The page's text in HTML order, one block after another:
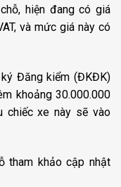
hiện đang có giá
và mức giá này có
Đăng kiểm (ĐKĐK)
khoảng 30.000.000
chiếc xe này sẽ vào
tham khảo cập nhật